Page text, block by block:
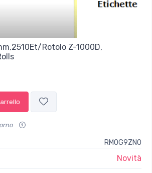
Rotolo Z-1000D,
RM0G9ZN0
Novità